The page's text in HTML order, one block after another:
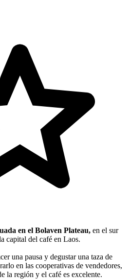
en el Bolaven Plateau, en el sur
capital del café en Laos.
una pausa y degustar una taza de
en las cooperativas de vendedores,
la región y el café es excelente.